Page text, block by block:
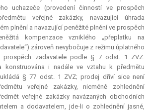
uchazeče (provedení činností ve prospěch
veřejné zakázky, navazující úhrada
plnění a navazující peněžité plnění ve prospěch
kompenzace vzniklého „přeplatku na
zároveň nevybočuje z režimu úplatného
prospěch zadavatele podle § 7 odst. 1 ZVZ.
konstruována i nadále ve vztahu k předmětu
§ 77 odst. 1 ZVZ; prodej dříví sice není
veřejné zakázky, nicméně zohlednění
veřejné zakázky navázaných obchodních
a dodavatelem, jde-li o zohlednění jasné,